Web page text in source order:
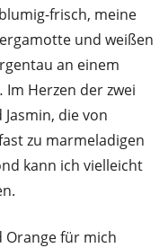
frisch, meine
und weißen
an einem
Herzen der zwei
die von
zu marmeladigen
kann ich vielleicht
Orange für mich